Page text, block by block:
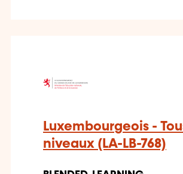
Luxembourgeois -
niveaux (LA-LB-768)